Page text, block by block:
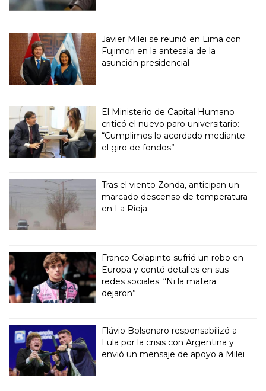
Javier Milei se reunió en Lima con
Fujimori en la antesala de la
asunción presidencial
El Ministerio de Capital Humano
criticó el nuevo paro universitario:
“Cumplimos lo acordado mediante
el giro de fondos”
Tras el viento Zonda, anticipan un
marcado descenso de temperatura
en La Rioja
Franco Colapinto sufrió un robo en
Europa y contó detalles en sus
redes sociales: “Ni la matera
dejaron”
Flávio Bolsonaro responsabilizó a
Lula por la crisis con Argentina y
envió un mensaje de apoyo a Milei